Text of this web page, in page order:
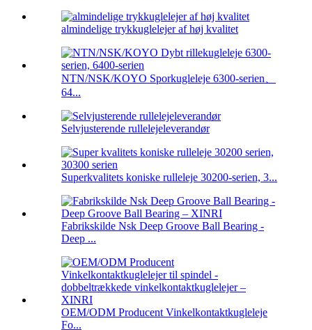
almindelige trykkuglelejer af høj kvalitet
NTN/NSK/KOYO Sporkugleleje 6300-serien、
64...
Selvjusterende rullelejeleverandør
Superkvalitets koniske rulleleje 30200-serien, 3...
Fabrikskilde Nsk Deep Groove Ball Bearing -
Deep ...
OEM/ODM Producent Vinkelkontaktkugleleje
Fo...